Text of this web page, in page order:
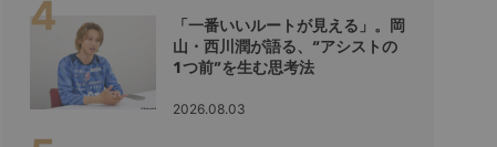
「一番いいルートが見える」。岡
山・西川潤が語る、“アシストの
1つ前”を生む思考法
2026.08.03